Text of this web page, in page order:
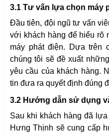
3.1 Tư vấn lựa chọn máy
Đầu tiên, đội ngũ tư vấn
với khách hàng để hiểu rõ
máy phát điện. Dựa trên
chúng tôi sẽ đề xuất
yêu cầu của khách hàng.
tin đưa ra quyết định đúng
3.2 Hướng dẫn sử dụng
Sau khi khách hàng đã
Hưng Thịnh sẽ cung cấp
ĐĂNG KÝ ĐẶT HÀNG